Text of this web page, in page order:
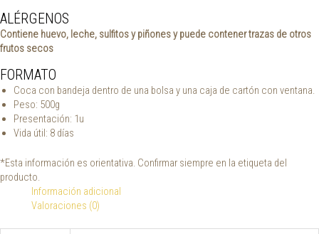
ALÉRGENOS
Contiene huevo, leche, sulfitos y piñones y puede contener trazas de otros
frutos secos
FORMATO
Coca con bandeja dentro de una bolsa y una caja de cartón con ventana.
Peso: 500g
Presentación: 1u
Vida útil: 8 días
*Esta información es orientativa. Confirmar siempre en la etiqueta del
producto.
Información adicional
Valoraciones (0)